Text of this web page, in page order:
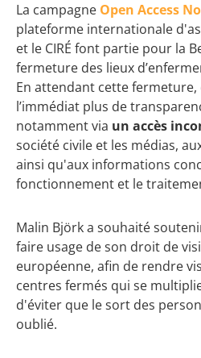
La campagne Open Access
plateforme internationale
et le CIRÉ font partie pour la
fermeture des lieux
En attendant cette fermeture,
l’immédiat plus de
notamment via un accès
société civile et les médias,
ainsi qu'aux informations
fonctionnement et le
Malin Björk a souhaité
faire usage de son droit de
européenne, afin de rendre
centres fermés qui se
d'éviter que le sort des
oublié.